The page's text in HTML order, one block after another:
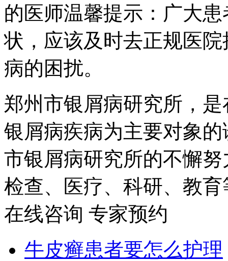
的医师温馨提示：广大
状，应该及时去正规医
病的困扰。
郑州市银屑病研究所，
银屑病疾病为主要对象
市银屑病研究所的不懈
检查、医疗、科研、教育
在线咨询 专家预约
牛皮癣患者要怎么护理